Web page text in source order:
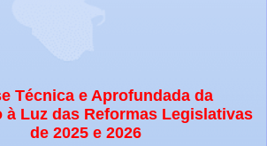
Técnica e Aprofundada da
à Luz das Reformas Legislativas
de 2025 e 2026